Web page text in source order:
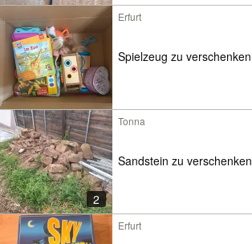
Erfurt
Spielzeug zu verschenken
2
Tonna
Sandstein zu verschenken
Erfurt